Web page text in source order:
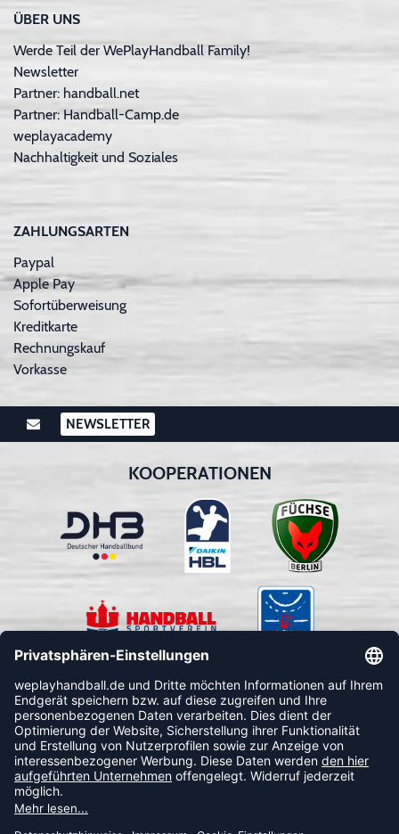
ÜBER UNS
Werde Teil der WePlayHandball Family!
Newsletter
Partner: handball.net
Partner: Handball-Camp.de
weplayacademy
Nachhaltigkeit und Soziales
ZAHLUNGSARTEN
Paypal
Apple Pay
Sofortüberweisung
Kreditkarte
Rechnungskauf
Vorkasse
NEWSLETTER
KOOPERATIONEN
FOLLOW US